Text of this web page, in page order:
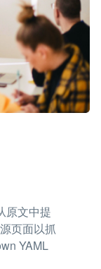
原文中提
页面以抓
YAML